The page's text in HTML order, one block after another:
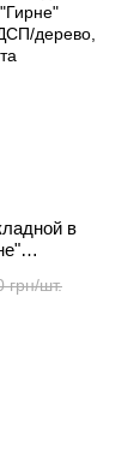
в
грн/шт.